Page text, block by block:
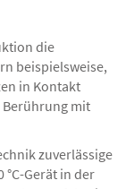
die
beispielsweise,
in Kontakt
mit
zuverlässige
Gerät in der